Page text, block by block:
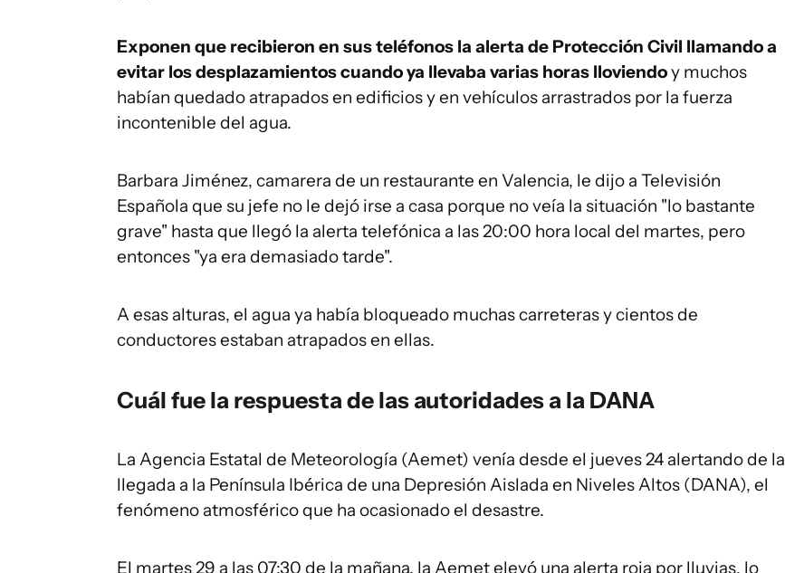
Exponen que recibieron en sus teléfonos la alerta de Protección Civil llamando a
evitar los desplazamientos cuando ya llevaba varias horas lloviendoy muchos
habían quedado atrapados en edificios y en vehículos arrastrados por la fuerza
incontenible del agua.
Barbara Jiménez, camarera de un restaurante en Valencia, le dijo a Televisión
Española que su jefe no le dejó irse a casa porque no veía la situación "lo bastante
grave" hasta que llegó la alerta telefónica a las 20:00 hora local del martes, pero
entonces "ya era demasiado tarde".
A esas alturas, el agua ya había bloqueado muchas carreteras y cientos de
conductores estaban atrapados en ellas.
Cuál fue la respuesta de las autoridades a la DANA
La Agencia Estatal de Meteorología (Aemet) venía desde el jueves 24 alertando de la
llegada a la Península Ibérica de una Depresión Aislada en Niveles Altos (DANA), el
fenómeno atmosférico que ha ocasionado el desastre.
El martes 29 a las 07:30 de la mañana, la Aemet elevó una alerta roja por lluvias, lo